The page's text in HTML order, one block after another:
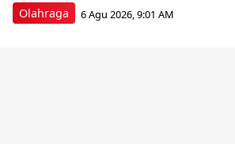
Olahraga 6 Agu 2026, 9:01 AM